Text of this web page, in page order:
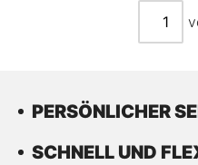
PERSÖNLICHER
SCHNELL UND